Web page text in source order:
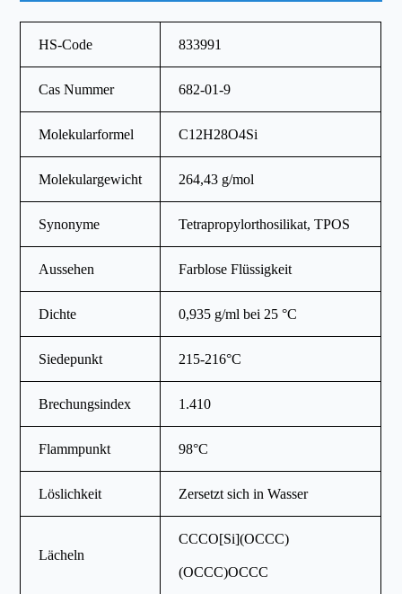
HS-Code 833991
Cas Nummer 682-01-9
Molekularformel C12H28O4Si
Molekulargewicht 264,43 g/mol
Synonyme Tetrapropylorthosilikat, TPOS
Aussehen Farblose Flüssigkeit
Dichte 0,935 g/ml bei 25 °C
Siedepunkt 215-216°C
Brechungsindex 1.410
Flammpunkt 98°C
Löslichkeit Zersetzt sich in Wasser
Lächeln
CCCO[Si](OCCC)
(OCCC)OCCC